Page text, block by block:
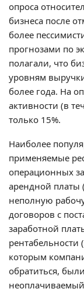
опроса
бизнеса после
более
прогнозами по
полагали, что
уровням
более года. На
активности (в
только 15%.
Наиболее
применяемые
операционных
арендной платы
неполную
договоров с
заработной
рентабельности
которым
обратиться,